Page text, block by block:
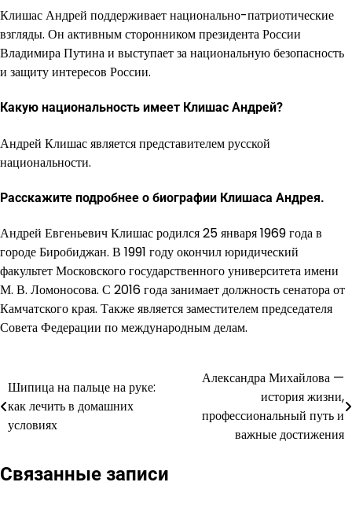
Клишас Андрей поддерживает национально-патриотические
взгляды. Он активным сторонником президента России
Владимира Путина и выступает за национальную безопасность
и защиту интересов России.
Какую национальность имеет Клишас Андрей?
Андрей Клишас является представителем русской
национальности.
Расскажите подробнее о биографии Клишаса Андрея.
Андрей Евгеньевич Клишас родился 25 января 1969 года в
городе Биробиджан. В 1991 году окончил юридический
факультет Московского государственного университета имени
М. В. Ломоносова. С 2016 года занимает должность сенатора от
Камчатского края. Также является заместителем председателя
Совета Федерации по международным делам.
Навигация
по
записям
Шипица на пальце на руке:
как лечить в домашних
условиях
Александра Михайлова —
история жизни,
профессиональный путь и
важные достижения
Связанные записи